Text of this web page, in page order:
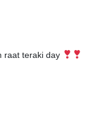
raat teraki day